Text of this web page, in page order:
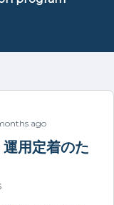
ago
用定着のた